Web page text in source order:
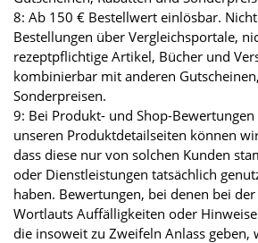
8: Ab 150 € Bestellwert einlösbar.
Bestellungen über Vergleichsportale,
rezeptpflichtige Artikel, Bücher und
kombinierbar mit anderen
Sonderpreisen.
9: Bei Produkt- und Shop-
unseren Produktdetailseiten können
dass diese nur von solchen Kunden
oder Dienstleistungen tatsächlich
haben. Bewertungen, bei denen bei
Wortlauts Auffälligkeiten oder
die insoweit zu Zweifeln Anlass geben,